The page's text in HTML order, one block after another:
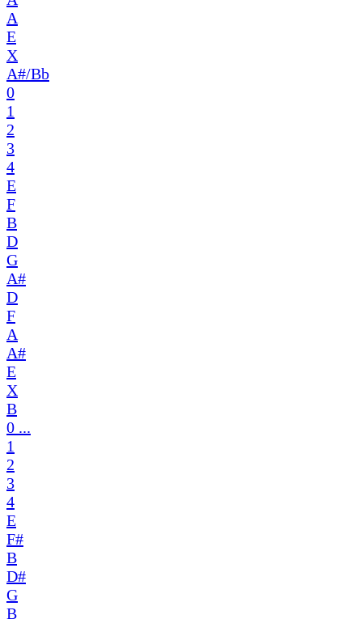
A
E
X
A#/Bb
0
1
2
3
4
E
F
B
D
G
A#
D
F
A
A#
E
X
B
0 ...
1
2
3
4
E
F#
B
D#
G
B